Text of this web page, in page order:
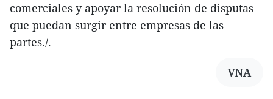
comerciales y apoyar la resolución de disputas
que puedan surgir entre empresas de las
partes./.
VNA